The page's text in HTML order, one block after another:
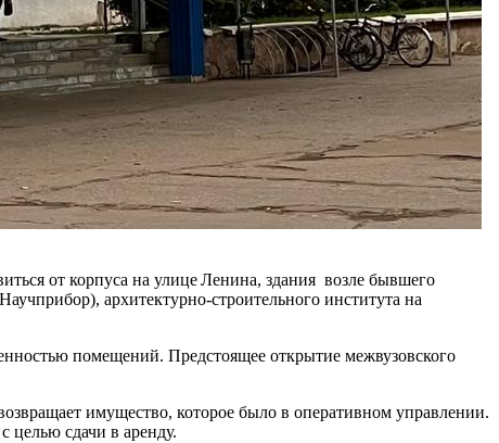
от корпуса на улице Ленина, здания возле бывшего
архитектурно‑строительного института на
помещений. Предстоящее открытие межвузовского
имущество, которое было в оперативном управлении.
целью сдачи в аренду.